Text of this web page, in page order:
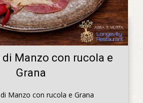
di Manzo con rucola e
Grana
Manzo con rucola e Grana